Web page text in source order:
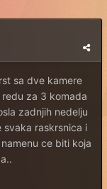
sa dve kamere
za 3 komada
zadnjih nedelju
raskrsnica i
ce biti koja